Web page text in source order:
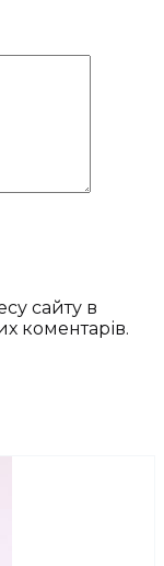
сайту в
коментарів.